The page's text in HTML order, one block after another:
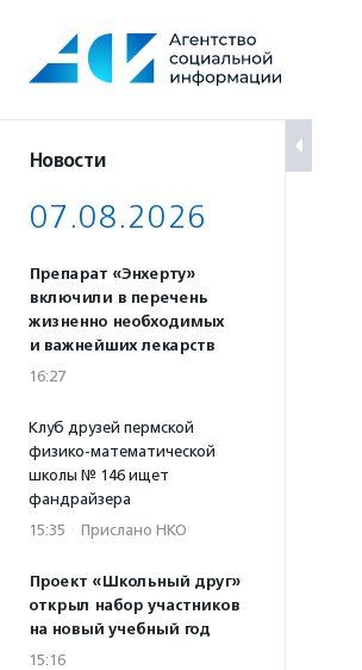
содержанию
Новости
07.08.2026
Препарат «Энхерту»
включили в перечень
жизненно необходимых
и важнейших лекарств
16:27
Клуб друзей пермской
физико-математической
школы № 146 ищет
фандрайзера
15:35 · Прислано НКО
Проект «Школьный друг»
открыл набор участников
на новый учебный год
15:16